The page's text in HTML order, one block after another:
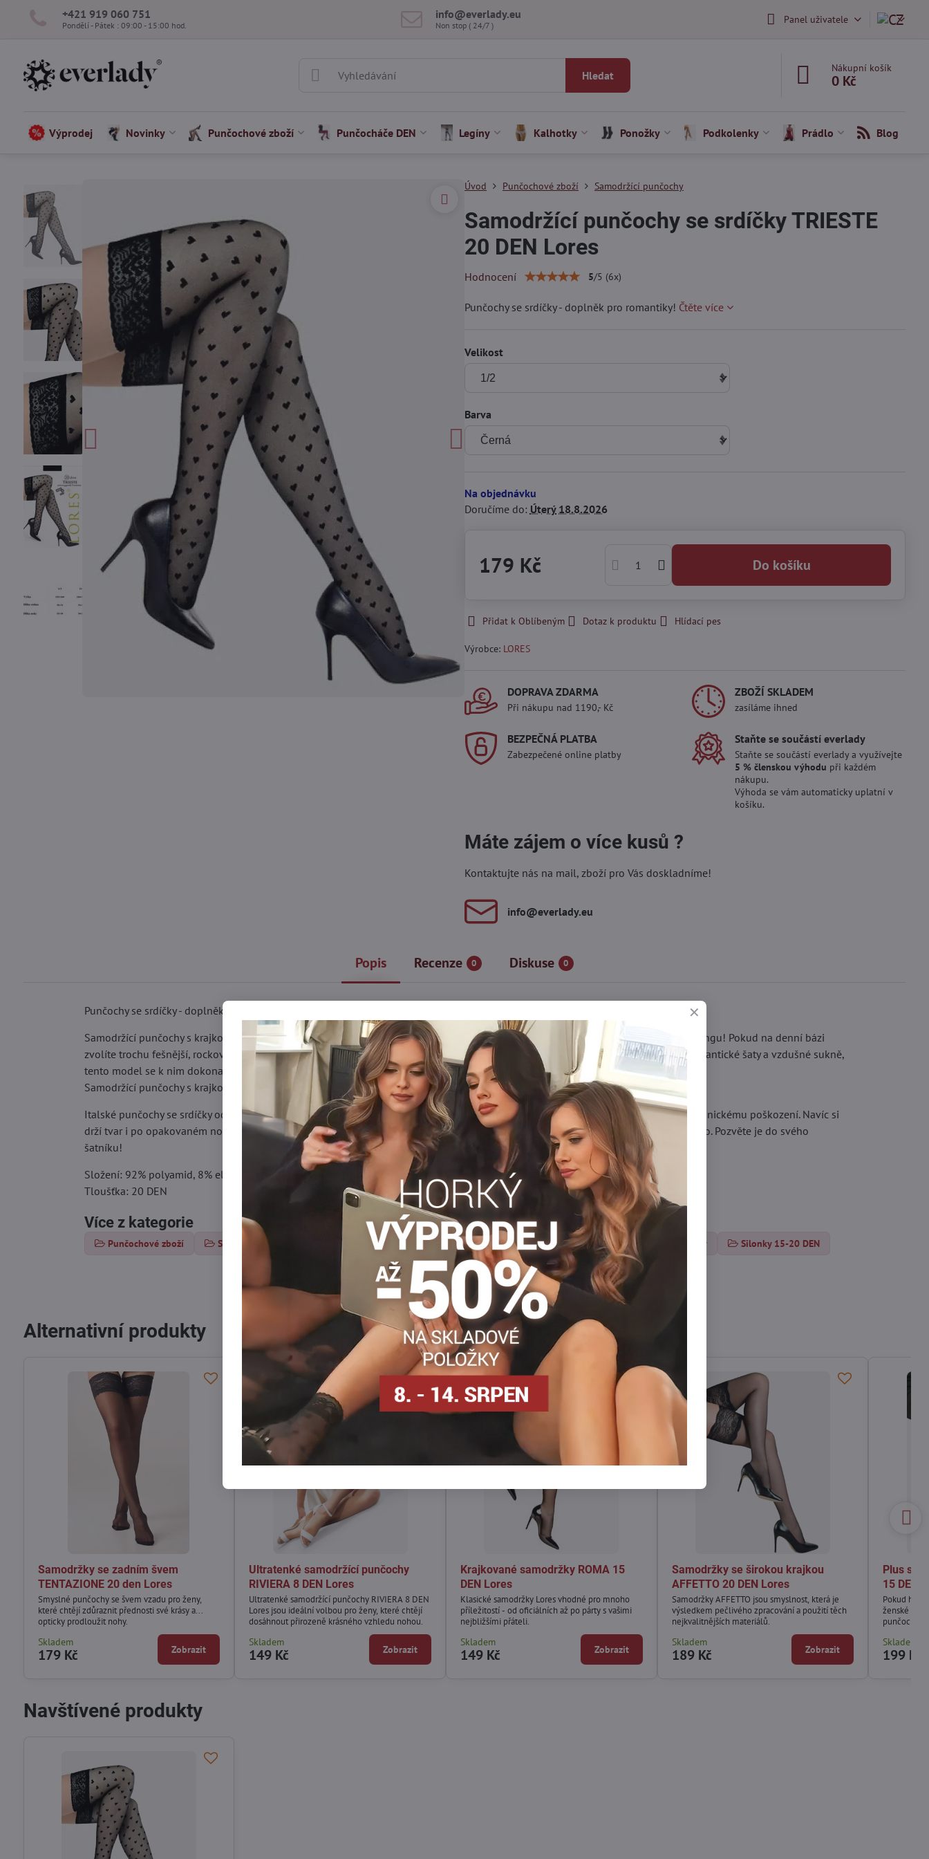
+421 919 060 751
Pondělí - Pátek : 09:00 - 15:00 hod.
info​@everlady​.eu
Non stop ( 24/7 ) Panel uživatele
Hledat
Nákupní košík
0 Kč
Výprodej Novinky Punčochové zboží Punčocháče DEN Legíny Kalhotky Ponožky Podkolenky Prádlo Blog
Úvod Punčochové zboží Samodržící punčochy
Samodržící punčochy se srdíčky TRIESTE
20 DEN Lores
Hodnocení 5/5 (6x)
Punčochy se srdíčky - doplněk pro romantiky! Čtěte více
Velikost
Barva
Na objednávku
Doručíme do: Úterý18.8.2026
179 Kč Do košíku
Přidat k Oblíbeným Dotaz k produktu Hlídací pes
Výrobce: LORES
DOPRAVA ZDARMA
Při nákupu nad 1190,- Kč
ZBOŽÍ SKLADEM
zasíláme ihned
BEZPEČNÁ PLATBA
Zabezpečené online platby
Staňte se součástí everlady
Staňte se součástí everlady a využívejte
5 % členskou výhodu při každém
nákupu.
Výhoda se vám automaticky uplatní v
košíku.
Máte zájem o více kusů ?
Kontaktujte nás na mail, zboží pro Vás doskladníme!
info​@everlady​.eu
Popis Recenze 0 Diskuse 0
Punčochy se srdíčky - doplněk pro romantiky!
Samodržící punčochy s krajkou v okouzlujícím vzoru srdíček jsou jedním z těch doplňků, které dokáží dodat charakter každému stylingu! Pokud na denní bázi
zvolíte trochu fešnější, rockový styl, punčochy se srdíčky ho dokonale rozbijí a učiní originálním. Pokud naopak upřednostňujete romantické šaty a vzdušné sukně,
tento model se k nim dokonale doladí a celému setu dodá smyslnou nonšalanci. Přesvědčte se sami!
Samodržící punčochy s krajkou - pohodlí a italská kvalita!
Italské punčochy se srdíčky od Lores jsou synonymem vysoké kvality. Příze použitá při jejich výrobě je mimořádně odolná vůči mechanickému poškození. Navíc si
drží tvar i po opakovaném nošení a praní. Samodržící punčochy s krajkou navíc perfektně drží na noze - nekloužou a nelepí se na tělo. Pozvěte je do svého
šatníku!
Složení: 92% polyamid, 8% elastan
Tloušťka: 20 DEN
Více z kategorie
Punčochové zboží Samodržící punčochy Punčocháče 15-20 DEN Dámské punčocháče DEN Samodržiace pančuchy Silonky 15-20 DEN
FacebookTwitterBlueskyPinterest RedditLinkedInWhatsApp
E-
Alternativní produkty
Samodržky se zadním švem
TENTAZIONE 20 den Lores
Smyslné punčochy se švem vzadu pro ženy,
které chtějí zdůraznit přednosti své krásy a...
opticky prodloužit nohy.
Skladem
179 Kč Zobrazit
Ultratenké samodržící punčochy
RIVIERA 8 DEN Lores
Ultratenké samodržící punčochy RIVIERA 8 DEN
Lores jsou ideální volbou pro ženy, které chtějí
dosáhnout přirozeně krásného vzhledu nohou.
Skladem
149 Kč Zobrazit
Krajkované samodržky ROMA 15
DEN Lores
Klasické samodržky Lores vhodné pro mnoho
příležitostí - od oficiálních až po párty s vašimi
nejbližšími přáteli.
Skladem
149 Kč Zobrazit
Samodržky se širokou krajkou
AFFETTO 20 DEN Lores
Samodržky AFFETTO jsou smyslnost, která je
výsledkem pečlivého zpracování a použití těch
nejkvalitnějších materiálů.
Skladem
189 Kč Zobrazit
Plus
15 DEN
Pokud
ženské a
punčochy
Skladem
199 Kč
Navštívené produkty